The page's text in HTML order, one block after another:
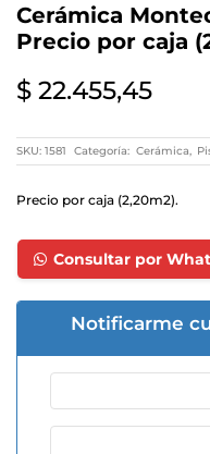
Cerámica
Precio por caja
$ 22.455,45
SKU: 1581 Categoría: Cerámica,
Precio por caja (2,20m2).
Consultar por
Notificarme